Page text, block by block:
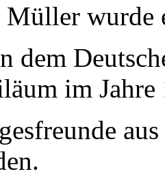
wurde
dem
im Jahre